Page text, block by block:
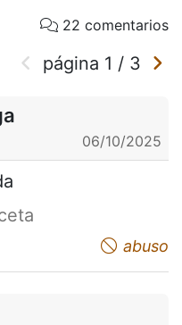
22 comentarios
página 1 / 3
06/10/2025
abuso